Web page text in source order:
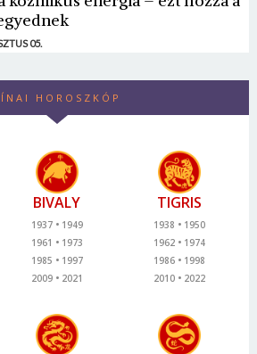
05.
HOROSZKÓP
BIVALY
1937
1949
1961
1973
1985
1997
2009
2021
TIGRIS
1938
1950
1962
1974
1986
1998
2010
2022